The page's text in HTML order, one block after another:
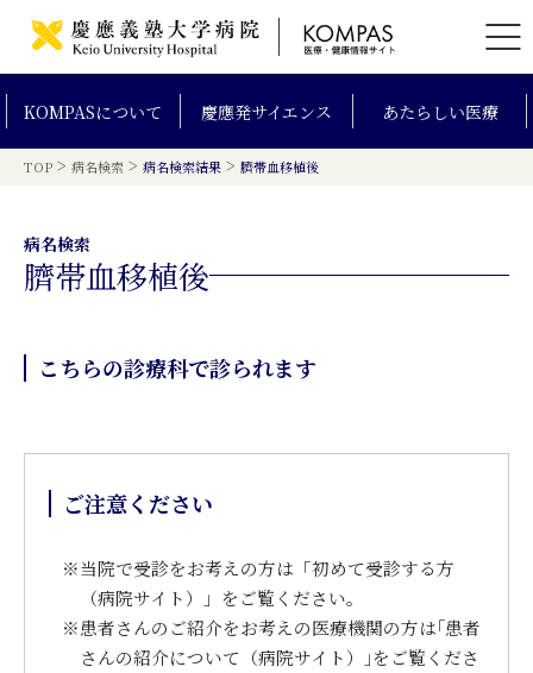
KOMPASについて 慶應発サイエンス あたらしい医療
TOP > 病名検索 > 病名検索結果 > 臍帯血移植後
病名検索
臍帯血移植後
こちらの診療科で診られます
ご注意ください
※当院で受診をお考えの方は「初めて受診する方
（病院サイト）」をご覧ください。
※患者さんのご紹介をお考えの医療機関の方は｢患者
さんの紹介について（病院サイト）｣をご覧くださ